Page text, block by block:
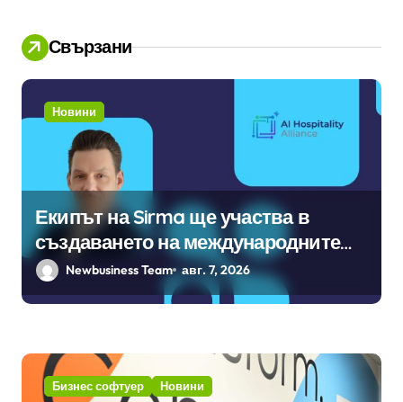
Свързани
Новини
Екипът на Sirma ще участва в
създаването на международните
стандарти за навлизане на
изкуствен интелект в
Newbusiness Team авг. 7, 2026
Бизнес софтуер Новини